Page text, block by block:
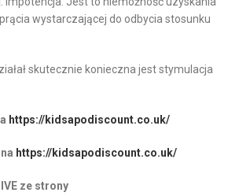
wystarczającej do odbycia stosunku
skutecznie konieczna jest stymulacja
https://kidsapodiscount.co.uk/
https://kidsapodiscount.co.uk/
ze strony